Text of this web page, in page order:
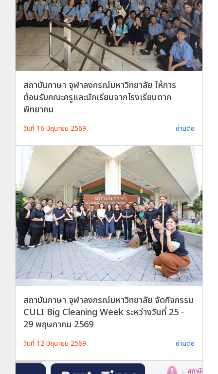
สถาบันภาษา จุฬาลงกรณ์มหาวิทยาลัย ให้การ
ต้อนรับคณะครูและนักเรียนจากโรงเรียนตาก
พิทยาคม
วันที่ 16 มิถุนายน 2569 อ่านต่อ
สถาบันภาษา จุฬาลงกรณ์มหาวิทยาลัย จัดกิจกรรม
CULI Big Cleaning Week ระหว่างวันที่ 25 -
29 พฤษภาคม 2569
วันที่ 12 มิถุนายน 2569 อ่านต่อ